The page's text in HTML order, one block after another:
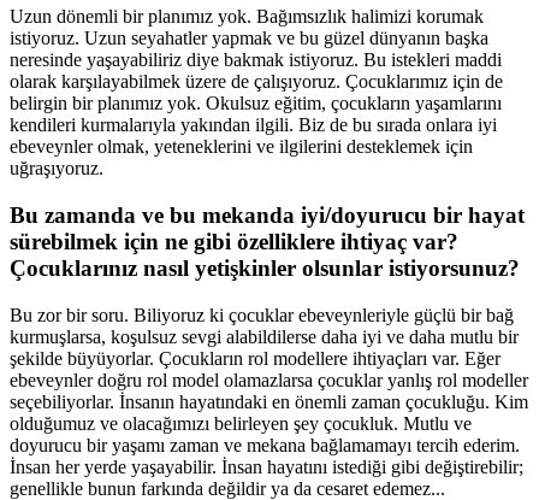
Uzun dönemli bir planımız yok. Bağımsızlık halimizi korumak
istiyoruz. Uzun seyahatler yapmak ve bu güzel dünyanın başka
neresinde yaşayabiliriz diye bakmak istiyoruz. Bu istekleri maddi
olarak karşılayabilmek üzere de çalışıyoruz. Çocuklarımız için de
belirgin bir planımız yok. Okulsuz eğitim, çocukların yaşamlarını
kendileri kurmalarıyla yakından ilgili. Biz de bu sırada onlara iyi
ebeveynler olmak, yeteneklerini ve ilgilerini desteklemek için
uğraşıyoruz.
Bu zamanda ve bu mekanda iyi/doyurucu bir hayat
sürebilmek için ne gibi özelliklere ihtiyaç var?
Çocuklarınız nasıl yetişkinler olsunlar istiyorsunuz?
Bu zor bir soru. Biliyoruz ki çocuklar ebeveynleriyle güçlü bir bağ
kurmuşlarsa, koşulsuz sevgi alabildilerse daha iyi ve daha mutlu bir
şekilde büyüyorlar. Çocukların rol modellere ihtiyaçları var. Eğer
ebeveynler doğru rol model olamazlarsa çocuklar yanlış rol modeller
seçebiliyorlar. İnsanın hayatındaki en önemli zaman çocukluğu. Kim
olduğumuz ve olacağımızı belirleyen şey çocukluk. Mutlu ve
doyurucu bir yaşamı zaman ve mekana bağlamamayı tercih ederim.
İnsan her yerde yaşayabilir. İnsan hayatını istediği gibi değiştirebilir;
genellikle bunun farkında değildir ya da cesaret edemez...